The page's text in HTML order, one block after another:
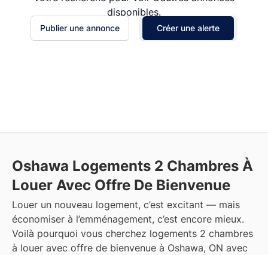
disponibles.
Publier une annonce Créer une alerte
Oshawa Logements 2 Chambres À
Louer Avec Offre De Bienvenue
Louer un nouveau logement, c’est excitant — mais
économiser à l’emménagement, c’est encore mieux.
Voilà pourquoi vous cherchez logements 2 chambres
à louer avec offre de bienvenue à Oshawa, ON avec